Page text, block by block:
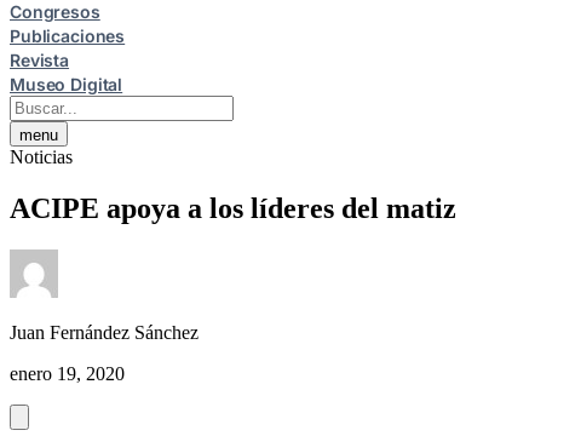
Congresos
Publicaciones
Revista
Museo Digital
menu
Noticias
ACIPE apoya a los líderes del matiz
Juan Fernández Sánchez
enero 19, 2020